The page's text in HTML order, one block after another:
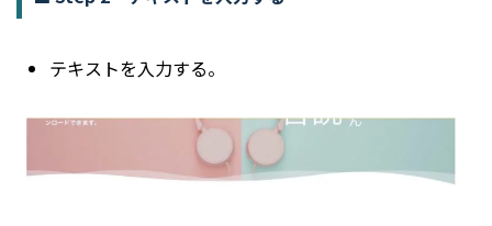
テキストを入力する。